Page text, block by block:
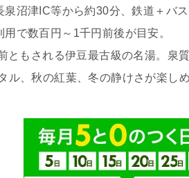
泉沼津IC等から約30分、鉄道＋バ
用で数百円～1千円前後が目安。
ともされる伊豆最古級の名湯。泉
ル、秋の紅葉、冬の静けさが楽しめ